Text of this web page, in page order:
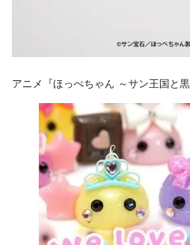
アニメ『ほっぺちゃん ～サン王国と